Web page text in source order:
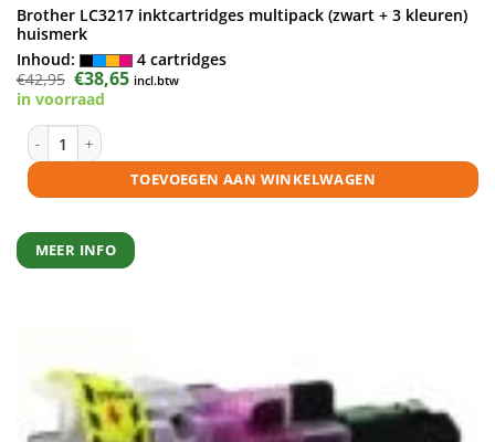
Brother LC3217 inktcartridges multipack (zwart + 3 kleuren)
huismerk
Inhoud:
4 cartridges
€42,95 Oorspronkelijke
prijs
was:
€38,65Huidige
prijs
incl.btw
in voorraad
Brother LC3217 inktcartridges multipack (zwart + 3 kleuren) huismerk
TOEVOEGEN AAN WINKELWAGEN
MEER INFO